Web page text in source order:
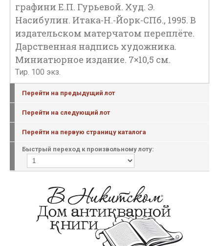
графини Е.П. Гурьевой. Худ. Э.
Насибулин. Итака-Н.-Йорк-СПб., 1995. В
издательском матерчатом переплёте.
Дарственная надпись художника.
Миниатюрное издание. 7×10,5 см.
Тир. 100 экз.
Перейти на предыдущий лот
Перейти на следующий лот
Перейти на первую страницу каталога
Быстрый переход к произвольному лоту: